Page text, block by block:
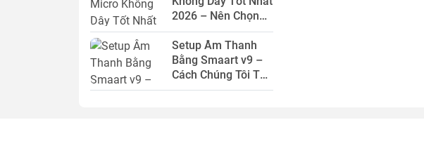
App audio Paramax
Baiervires AAP
2026 – Nên Chọn
Bộ Nào Cho Dàn
Karaoke Gia Đình?
Setup Âm Thanh
Bằng Smaart v9 –
Cách Chúng Tôi Tối
Ưu Hệ Thống